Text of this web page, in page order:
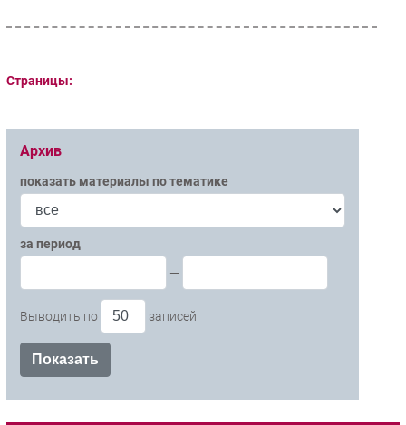
Страницы:
Архив
показать материалы по тематике
за период
—
Выводить по записей